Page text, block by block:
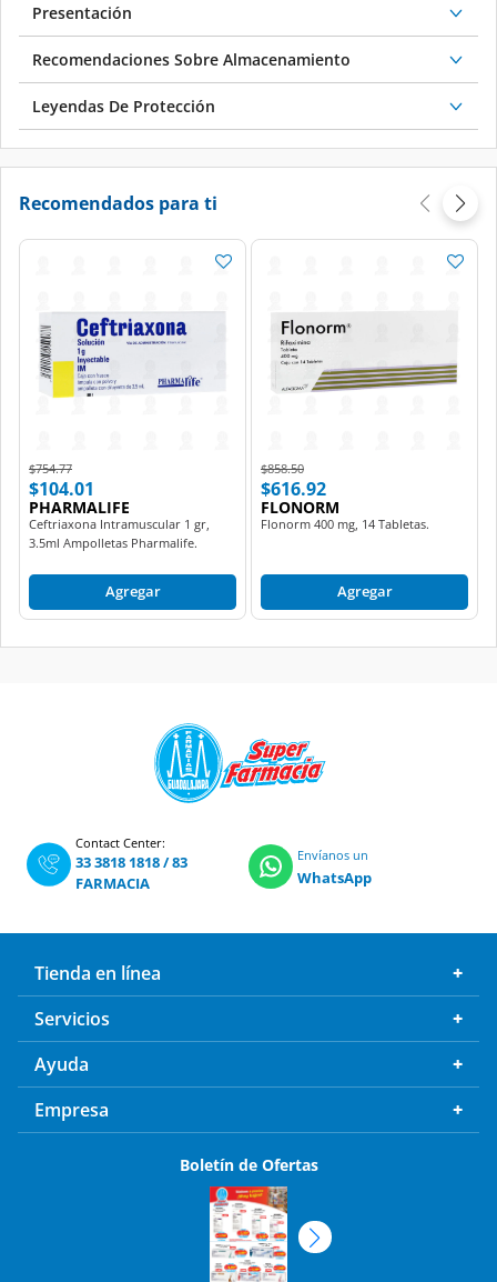
Presentación
Recomendaciones Sobre Almacenamiento
Leyendas De Protección
Recomendados para ti
Price reduced from
$754.77to
$104.01
PHARMALIFE
Ceftriaxona Intramuscular 1 gr,
3.5ml Ampolletas Pharmalife.
Agregar
Price reduced from
$858.50to
$616.92
FLONORM
Flonorm 400 mg, 14 Tabletas.
Agregar
Contact Center:
33 3818 1818/83
FARMACIA
Envíanos un
WhatsApp
Tienda en línea
Servicios
Ayuda
Empresa
Boletín de Ofertas